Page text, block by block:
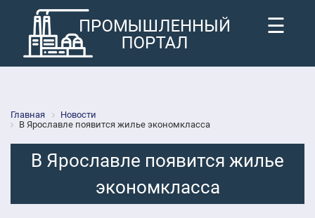
☰
Главная
Новости
В Ярославле появится жилье экономкласса
В Ярославле появится жилье
экономкласса